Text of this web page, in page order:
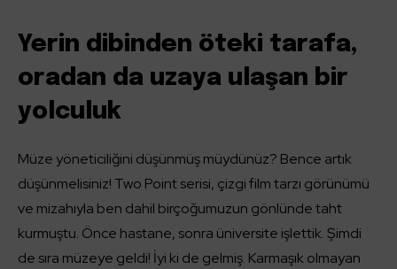
Yerin dibinden öteki tarafa,
oradan da uzaya ulaşan bir
yolculuk
Müze yöneticiliğini düşünmüş müydünüz? Bence artık
düşünmelisiniz! Two Point serisi, çizgi film tarzı görünümü
ve mizahıyla ben dahil birçoğumuzun gönlünde taht
kurmuştu. Önce hastane, sonra üniversite işlettik. Şimdi
de sıra müzeye geldi! İyi ki de gelmiş. Karmaşık olmayan